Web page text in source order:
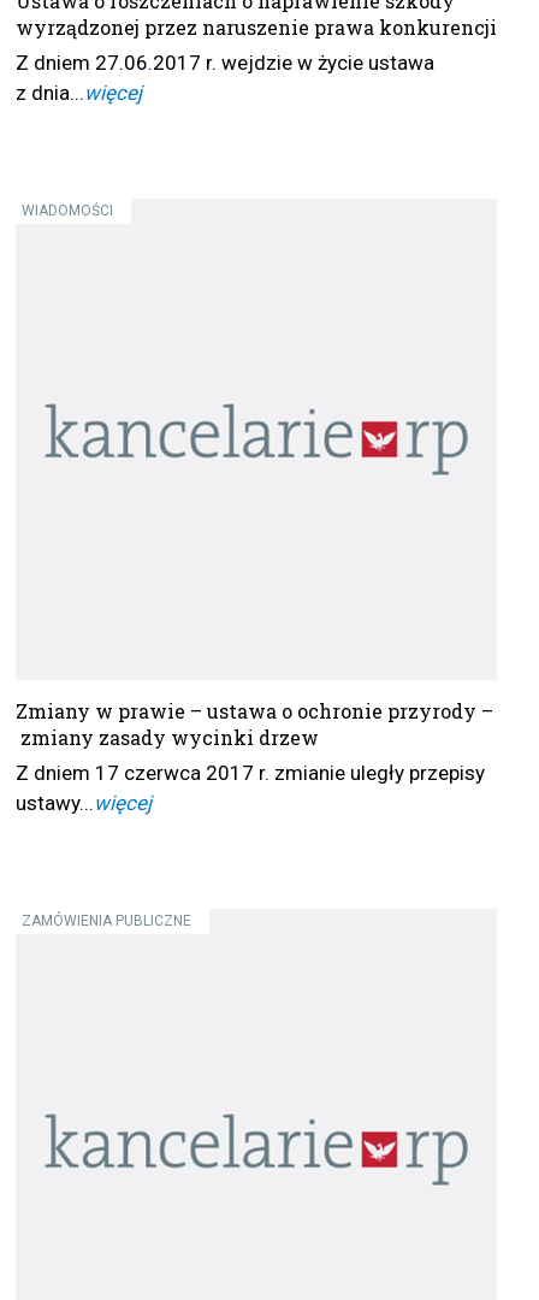
wyrządzonej przez naruszenie prawa konkurencji
Z dniem 27.06.2017 r. wejdzie w życie ustawa
z dnia...więcej
WIADOMOŚCI
Zmiany w prawie – ustawa o ochronie przyrody –
zmiany zasady wycinki drzew
Z dniem 17 czerwca 2017 r. zmianie uległy przepisy
ustawy...więcej
ZAMÓWIENIA PUBLICZNE